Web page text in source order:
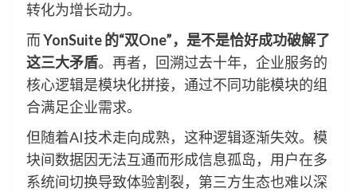
转化为增长动力。
而YonSuite的“双One”，是不是恰好成功破解了
这三大矛盾。再者，回溯过去十年，企业服务的
核心逻辑是模块化拼接，通过不同功能模块的组
合满足企业需求。
但随着AI技术走向成熟，这种逻辑逐渐失效。模
块间数据因无法互通而形成信息孤岛，用户在多
系统间切换导致体验割裂，第三方生态也难以深